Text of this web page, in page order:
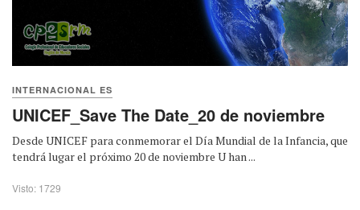
INTERNACIONAL ES
UNICEF_Save The Date_20 de noviembre
Desde UNICEF para conmemorar el Día Mundial de la Infancia, que
tendrá lugar el próximo 20 de noviembre U han ...
Visto: 1729